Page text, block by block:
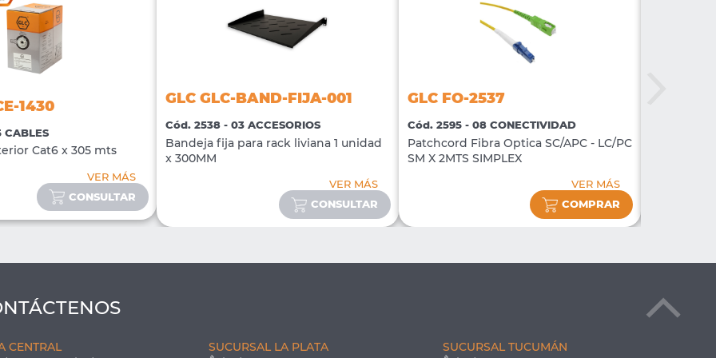
1430
CABLES
Cat6 x 305 mts
VER MÁS
CONSULTAR
GLC GLC-BAND-FIJA-001
Cód. 2538 - 03 ACCESORIOS
Bandeja fija para rack liviana 1 unidad
x 300MM
VER MÁS
CONSULTAR
GLC FO-2537
Cód. 2595 - 08 CONECTIVIDAD
Patchcord Fibra Optica SC/APC - LC/PC
SM X 2MTS SIMPLEX
VER MÁS
COMPRAR
CENTRAL SUCURSAL LA PLATA SUCURSAL TUCUMÁN